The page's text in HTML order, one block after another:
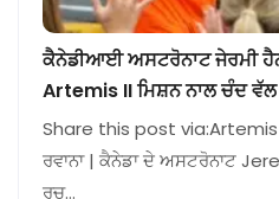
ਕੈਨੇਡੀਆਈ ਅਸਟਰੋਨਾਟ ਜੇਰਮੀ
Artemis II ਮਿਸ਼ਨ ਨਾਲ ਚੰਦ ਵੱਲ
Share this post via:Artemis
ਰਵਾਨਾ | ਕੈਨੇਡਾ ਦੇ ਅਸਟਰੋਨਾਟ
ਰਚ…